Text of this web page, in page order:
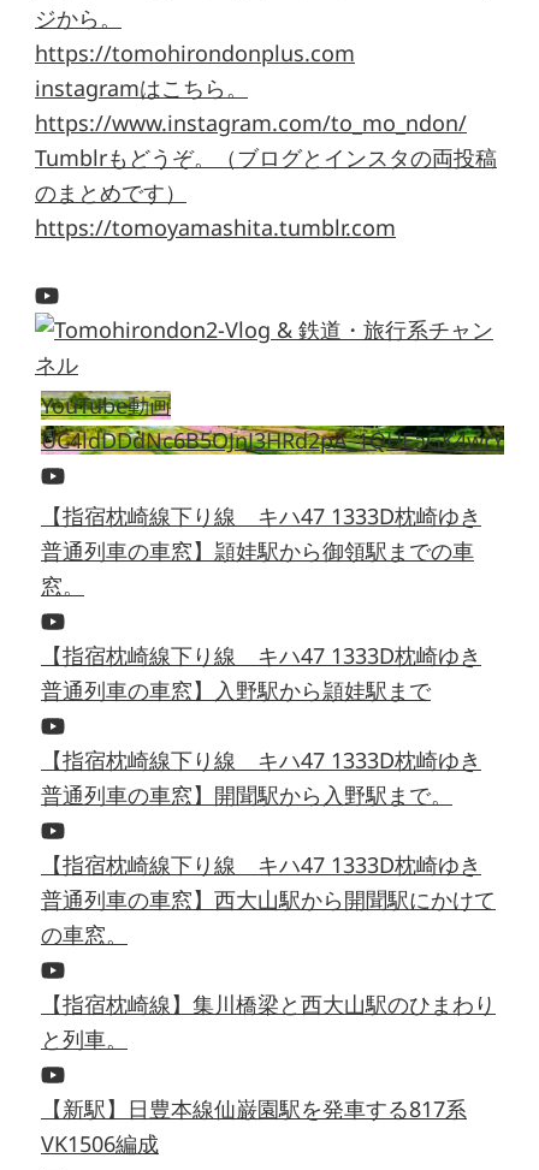
ジから。
https://tomohirondonplus.com
instagramはこちら。
https://www.instagram.com/to_mo_ndon/
Tumblrもどうぞ。（ブログとインスタの両投稿
のまとめです）
https://tomoyamashita.tumblr.com
YouTube動画
UC4ldDDdNc6B5OJnJ3HRd2pA_1QHEaGK4wrY
【指宿枕崎線下り線 キハ47 1333D枕崎ゆき
普通列車の車窓】頴娃駅から御領駅までの車
窓。
【指宿枕崎線下り線 キハ47 1333D枕崎ゆき
普通列車の車窓】入野駅から頴娃駅まで
【指宿枕崎線下り線 キハ47 1333D枕崎ゆき
普通列車の車窓】開聞駅から入野駅まで。
【指宿枕崎線下り線 キハ47 1333D枕崎ゆき
普通列車の車窓】西大山駅から開聞駅にかけて
の車窓。
【指宿枕崎線】集川橋梁と西大山駅のひまわり
と列車。
【新駅】日豊本線仙巌園駅を発車する817系
VK1506編成